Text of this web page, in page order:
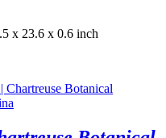
x 23.6 x 0.6 inch